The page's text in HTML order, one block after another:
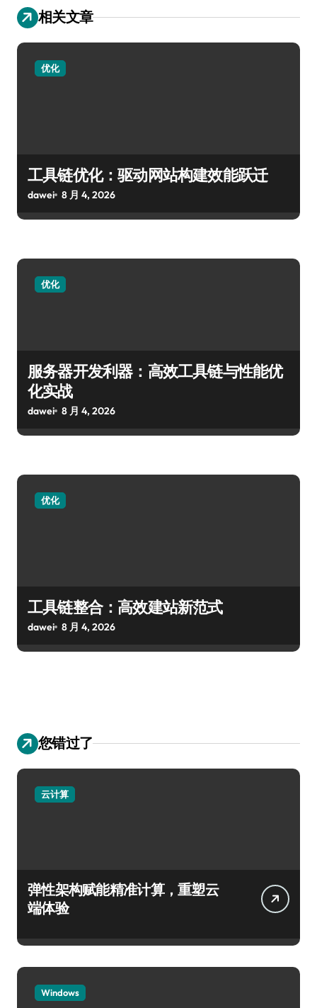
相关文章
优化
工具链优化：驱动网站构建效能跃迁
dawei 8 月 4, 2026
优化
服务器开发利器：高效工具链与性能优
化实战
dawei 8 月 4, 2026
优化
工具链整合：高效建站新范式
dawei 8 月 4, 2026
您错过了
云计算
弹性架构赋能精准计算，重塑云
端体验
Windows